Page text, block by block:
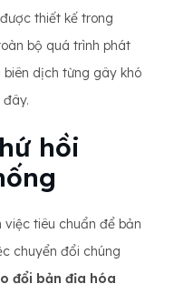
thiết kế trong
bộ quá trình phát
dịch từng gây khó
hồi
việc tiêu chuẩn để bản
chuyển đổi chúng
đổi bản địa hóa